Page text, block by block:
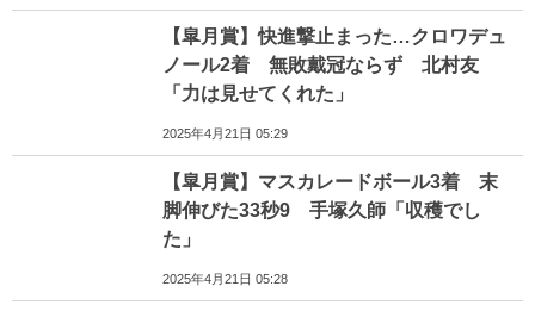
【皐月賞】快進撃止まった…クロワデュ
ノール2着 無敗戴冠ならず 北村友
「力は見せてくれた」
2025年4月21日 05:29
【皐月賞】マスカレードボール3着 末
脚伸びた33秒9 手塚久師「収穫でし
た」
2025年4月21日 05:28